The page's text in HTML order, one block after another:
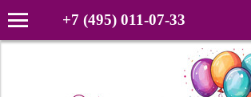
+7 (495) 011-07-33